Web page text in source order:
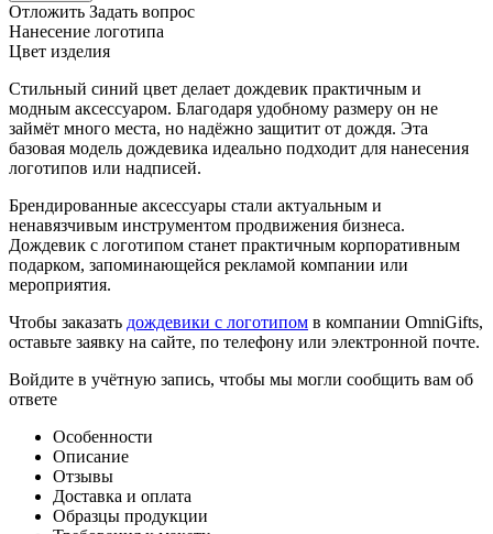
Отложить Задать вопрос
Нанесение логотипа
Цвет изделия
Стильный синий цвет делает дождевик практичным и
модным аксессуаром. Благодаря удобному размеру он не
займёт много места, но надёжно защитит от дождя. Эта
базовая модель дождевика идеально подходит для нанесения
логотипов или надписей.
Брендированные аксессуары стали актуальным и
ненавязчивым инструментом продвижения бизнеса.
Дождевик с логотипом станет практичным корпоративным
подарком, запоминающейся рекламой компании или
мероприятия.
Чтобы заказать дождевики с логотипом в компании OmniGifts,
оставьте заявку на сайте, по телефону или электронной почте.
Войдите в учётную запись, чтобы мы могли сообщить вам об
ответе
Особенности
Описание
Отзывы
Доставка и оплата
Образцы продукции